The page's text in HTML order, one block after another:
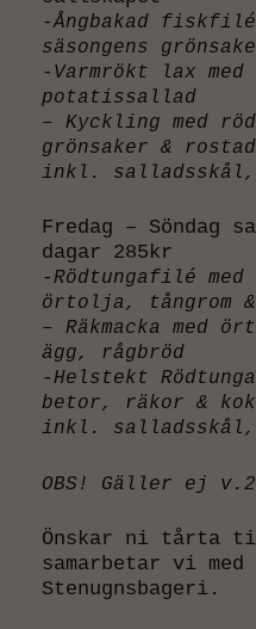
-Ångbakad fiskfilé
säsongens
-Varmrökt lax med
potatissallad
– Kyckling med
grönsaker &
inkl. salladsskål,
Fredag – Söndag
dagar 285kr
-Rödtungafilé
örtolja, tångrom
– Räkmacka med
ägg, rågbröd
-Helstekt
betor, räkor &
inkl. salladsskål,
OBS! Gäller ej
Önskar ni tårta
samarbetar vi
Stenugnsbageri.